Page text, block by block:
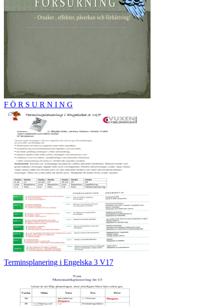
F Ö R S U R N I N G
Terminsplanering i Engelska 3 V17